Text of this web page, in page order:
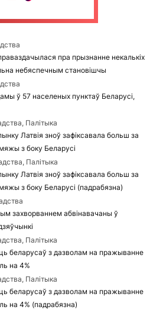
пра прызнанне некалькіх
небяспечным становішчы
ў 57 населеных пунктаў Беларусі,
Палітыка
Латвія зноў зафіксавала больш за
з боку Беларусі
Палітыка
Латвія зноў зафіксавала больш за
з боку Беларусі (падрабязна)
захворваннем абвінавачаны ў
Палітыка
беларусаў з дазволам на пражыванне
на 4%
Палітыка
беларусаў з дазволам на пражыванне
на 4% (падрабязна)